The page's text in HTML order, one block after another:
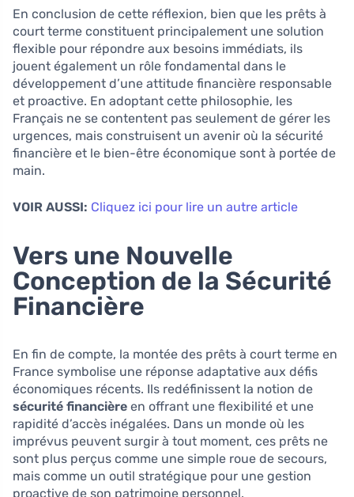
En conclusion de cette réflexion, bien que les prêts à
court terme constituent principalement une solution
flexible pour répondre aux besoins immédiats, ils
jouent également un rôle fondamental dans le
développement d’une attitude financière responsable
et proactive. En adoptant cette philosophie, les
Français ne se contentent pas seulement de gérer les
urgences, mais construisent un avenir où la sécurité
financière et le bien-être économique sont à portée de
main.
VOIR AUSSI: Cliquez ici pour lire un autre article
Vers une Nouvelle
Conception de la Sécurité
Financière
En fin de compte, la montée des prêts à court terme en
France symbolise une réponse adaptative aux défis
économiques récents. Ils redéfinissent la notion de
sécurité financière en offrant une flexibilité et une
rapidité d’accès inégalées. Dans un monde où les
imprévus peuvent surgir à tout moment, ces prêts ne
sont plus perçus comme une simple roue de secours,
mais comme un outil stratégique pour une gestion
proactive de son patrimoine personnel.